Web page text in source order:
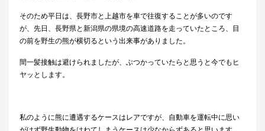
そのため平日は、長野市と上越市を車で往復することが多いのです
が、先日、長野県と新潟県の県境の高速道路を走っていたところ、目
の前を野生の熊が横切るという出来事がありました。
間一髪接触は避けられましたが、ぶつかっていたらと思うと今でもヒ
ヤッとします。
私のように熊に遭遇するケースはレアですが、自動車を運転中に思い